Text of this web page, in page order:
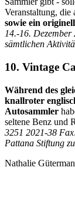
Veranstaltung, die
sowie ein
14.-16.
sämtlichen
10. Vintage
Während des
knallroter
Autosammler
seltene Benz und
3251 2021-38
Pattana Stiftung
Nathalie